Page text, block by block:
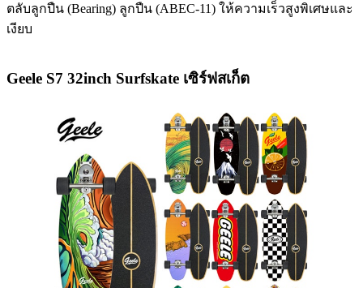
ตลับลูกปืน (Bearing) ลูกปืน (ABEC-11) ให้ความเร็วสูงพิเศษและ
เงียบ
Geele S7 32inch Surfskate เซิร์ฟสเก็ต